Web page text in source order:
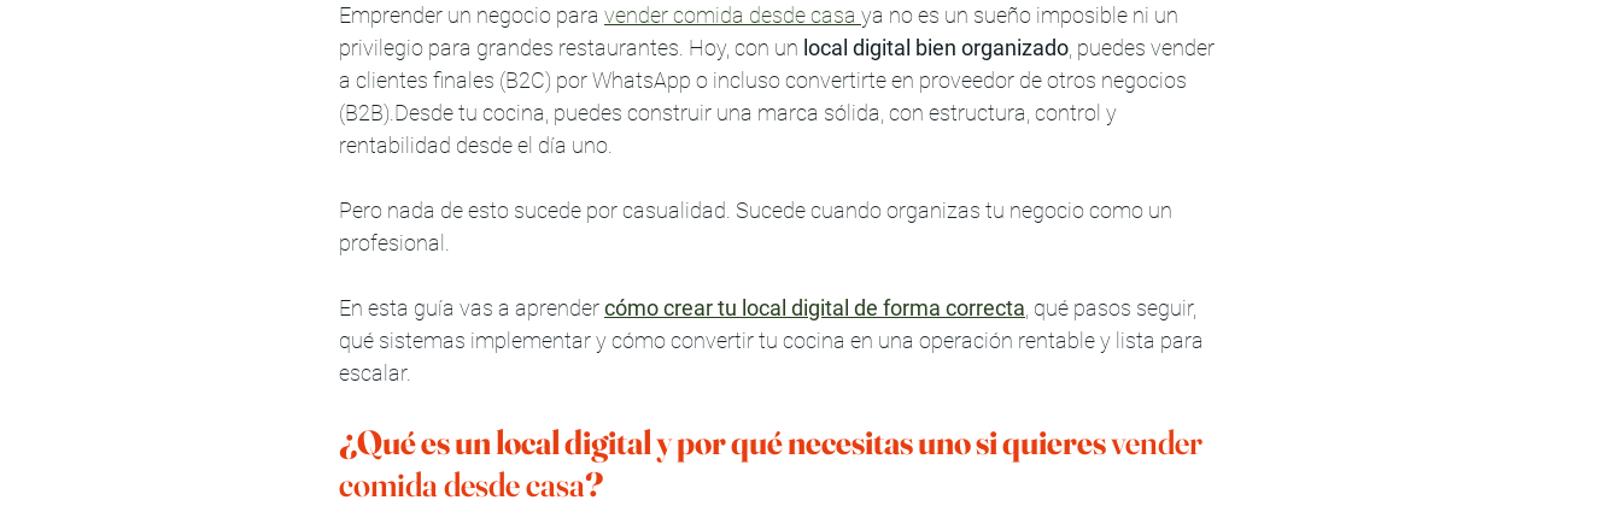
Emprender un negocio para vender comida desde casa ya no es un sueño imposible ni un
privilegio para grandes restaurantes. Hoy, con un local digital bien organizado , puedes vender
a clientes finales (B2C) por WhatsApp o incluso convertirte en proveedor de otros negocios
(B2B).Desde tu cocina, puedes construir una marca sólida, con estructura, control y
rentabilidad desde el día uno.
Pero nada de esto sucede por casualidad. Sucede cuando organizas tu negocio como un
profesional.
En esta guía vas a aprender cómo crear tu local digital de forma correcta qué pasos seguir,
qué sistemas implementar y cómo convertir tu cocina en una operación rentable y lista para
escalar.
¿Qué es un local digital y por qué necesitas uno si quieres vender
comida desde casa?